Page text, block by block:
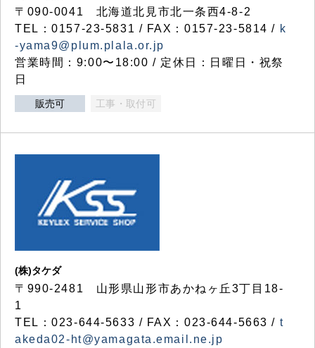
〒090-0041 北海道北見市北一条西4-8-2
TEL：0157-23-5831 / FAX：0157-23-5814 / k
-yama9@plum.plala.or.jp
営業時間：9:00〜18:00 / 定休日：日曜日・祝祭
日
販売可 工事・取付可
(株)タケダ
〒990-2481 山形県山形市あかねヶ丘3丁目18-
1
TEL：023-644-5633 / FAX：023-644-5663 / t
akeda02-ht@yamagata.email.ne.jp